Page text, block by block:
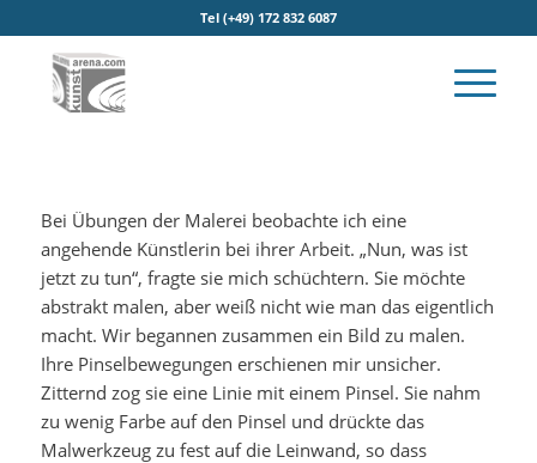
Tel (+49) 172 832 6087
Bei Übungen der Malerei beobachte ich eine
angehende Künstlerin bei ihrer Arbeit. „Nun, was ist
jetzt zu tun“, fragte sie mich schüchtern. Sie möchte
abstrakt malen, aber weiß nicht wie man das eigentlich
macht. Wir begannen zusammen ein Bild zu malen.
Ihre Pinselbewegungen erschienen mir unsicher.
Zitternd zog sie eine Linie mit einem Pinsel. Sie nahm
zu wenig Farbe auf den Pinsel und drückte das
Malwerkzeug zu fest auf die Leinwand, so dass